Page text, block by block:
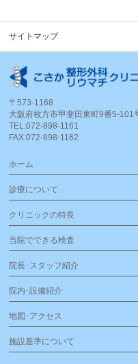
サイトマップ
〒573-1168
大阪府枚方市甲斐田東町9番5-101
TEL:072-898-1161
FAX:072-898-1162
ホーム
診療について
クリニックの特長
当院でできる検査
院長･スタッフ紹介
院内･設備紹介
地図･アクセス
施設基準について